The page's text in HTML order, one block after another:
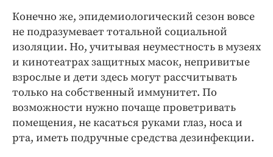
Конечно же, эпидемио­логический сезон вовсе
не подразумевает тотальной социальной
изоляции. Но, учитывая неуместность в музеях
и кинотеатрах защитных масок, непривитые
взрослые и дети здесь могут рассчитывать
только на собственный иммунитет. По
возможности нужно почаще проветривать
помещения, не касаться руками глаз, носа и
рта, иметь подручные средства дезинфекции.